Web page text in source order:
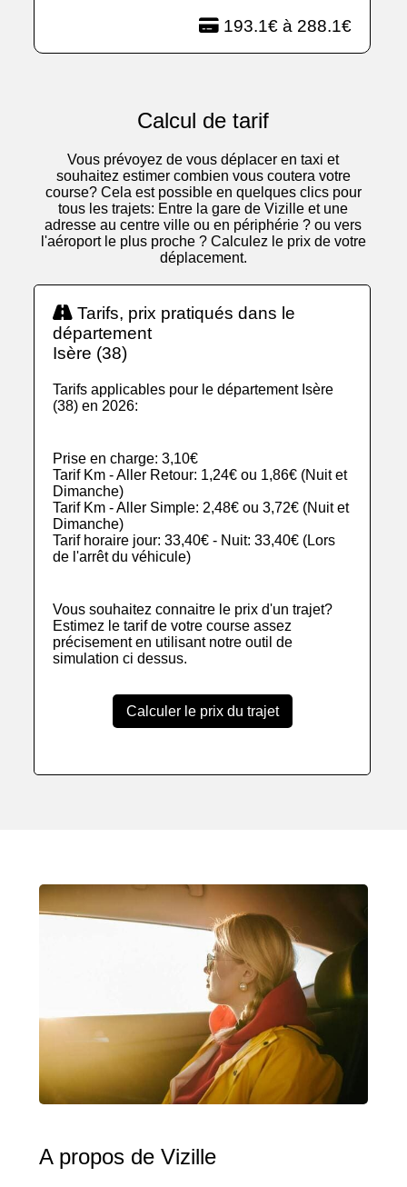
193.1€ à 288.1€
Calcul de tarif
Vous prévoyez de vous déplacer en taxi et
souhaitez estimer combien vous coutera votre
course? Cela est possible en quelques clics pour
tous les trajets: Entre la gare de Vizille et une
adresse au centre ville ou en périphérie ? ou vers
l'aéroport le plus proche ? Calculez le prix de votre
déplacement.
Tarifs, prix pratiqués dans le
département
Isère (38)
Tarifs applicables pour le département Isère
(38) en 2026:
Prise en charge: 3,10€
Tarif Km - Aller Retour: 1,24€ ou 1,86€ (Nuit et
Dimanche)
Tarif Km - Aller Simple: 2,48€ ou 3,72€ (Nuit et
Dimanche)
Tarif horaire jour: 33,40€ - Nuit: 33,40€ (Lors
de l'arrêt du véhicule)
Vous souhaitez connaitre le prix d'un trajet?
Estimez le tarif de votre course assez
précisement en utilisant notre outil de
simulation ci dessus.
Calculer le prix du trajet
A propos de Vizille